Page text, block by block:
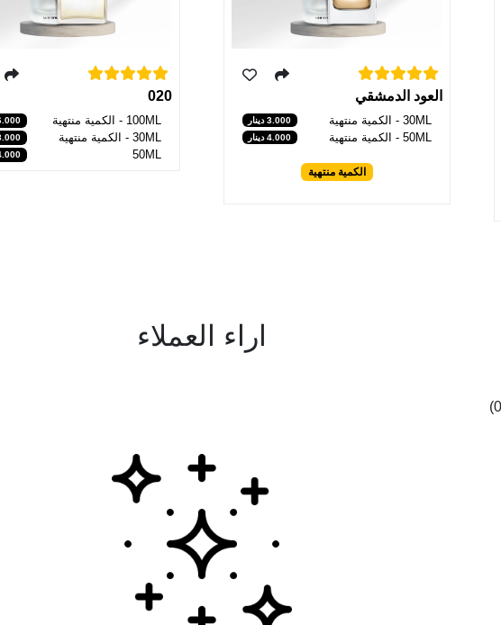
العود الدمشقي
30ML - الكمية منتهية 3.000 دينار
50ML - الكمية منتهية 4.000 دينار
الكمية منتهية
020
100ML - الكمية منتهية 6.000
30ML - الكمية منتهية 3.000
50ML
4.000
اراء العملاء